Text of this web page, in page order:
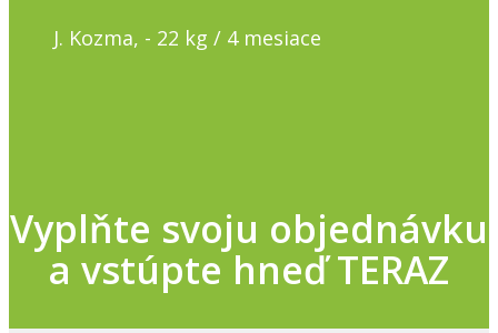
J. Kozma, - 22 kg / 4 mesiace
Vyplňte svoju objednávku
a vstúpte hneď TERAZ